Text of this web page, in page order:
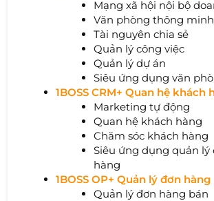
Mạng xã hội nội bộ
Văn phòng thông minh
Tài nguyên chia sẻ
Quản lý công việc
Quản lý dự án
Siêu ứng dụng văn
1BOSS CRM+ Quan hệ khách
Marketing tự động
Quan hệ khách hàng
Chăm sóc khách hàng
Siêu ứng dụng quản lý
hàng
1BOSS OP+ Quản lý đơn hàng
Quản lý đơn hàng bán